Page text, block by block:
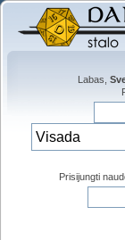
Labas,
Prisijungti